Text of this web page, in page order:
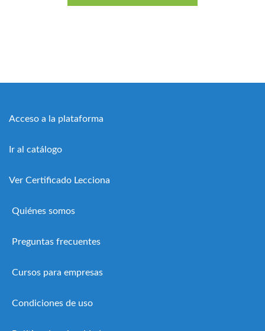
Acceso a la plataforma
Ir al catálogo
Ver Certificado Lecciona
Quiénes somos
Preguntas frecuentes
Cursos para empresas
Condiciones de uso